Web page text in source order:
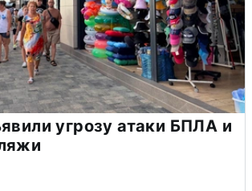
угрозу атаки БПЛА и